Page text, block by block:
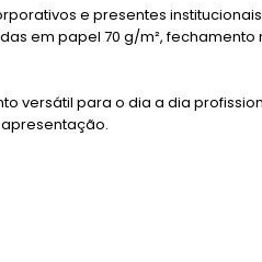
e presentes
em papel 70 g/m²,
para o dia a dia